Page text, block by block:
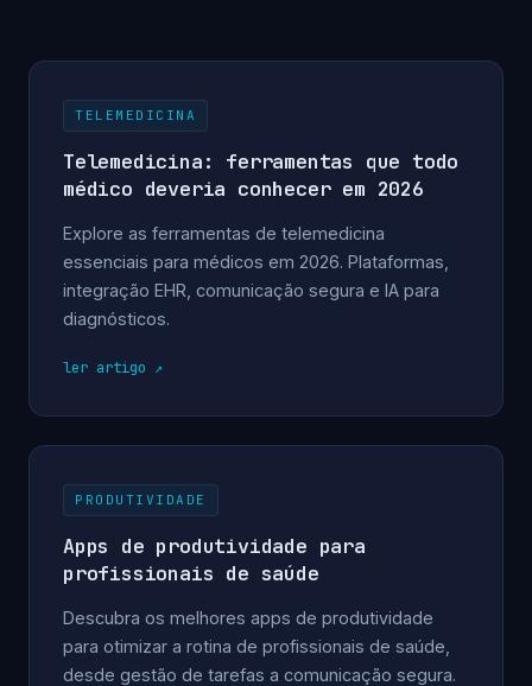
TELEMEDICINA
Telemedicina: ferramentas que todo
médico deveria conhecer em 2026
Explore as ferramentas de telemedicina
essenciais para médicos em 2026. Plataformas,
integração EHR, comunicação segura e IA para
diagnósticos.
ler artigo
PRODUTIVIDADE
Apps de produtividade para
profissionais de saúde
Descubra os melhores apps de produtividade
para otimizar a rotina de profissionais de saúde,
desde gestão de tarefas a comunicação segura.